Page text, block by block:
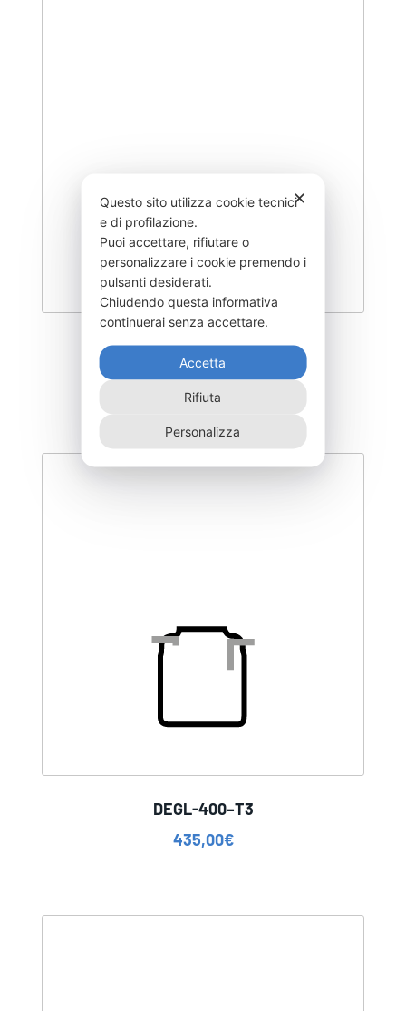
DEGL-300–T3
355,00€
DEGL-400–T3
435,00€
✕
Questo sito utilizza cookie tecnici
e di profilazione.
Puoi accettare, rifiutare o
personalizzare i cookie premendo i
pulsanti desiderati.
Chiudendo questa informativa
continuerai senza accettare.
Accetta
Rifiuta
Personalizza